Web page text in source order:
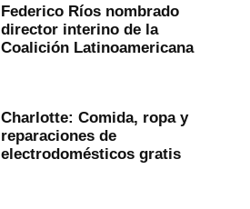
Federico Ríos nombrado
director interino de la
Coalición Latinoamericana
Charlotte: Comida, ropa y
reparaciones de
electrodomésticos gratis